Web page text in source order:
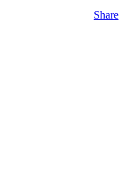
Share